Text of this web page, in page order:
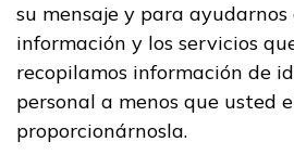
su mensaje y para
información y los servicios
recopilamos información de
personal a menos que usted
proporcionárnosla.